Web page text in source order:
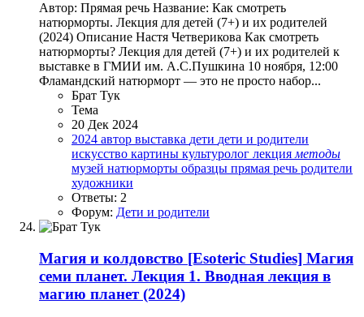
Автор: Прямая речь Название: Как смотреть
натюрморты. Лекция для детей (7+) и их родителей
(2024) Описание Настя Четверикова Как смотреть
натюрморты? Лекция для детей (7+) и их родителей к
выставке в ГМИИ им. А.С.Пушкина 10 ноября, 12:00
Фламандский натюрморт — это не просто набор...
Брат Тук
Тема
20 Дек 2024
2024 автор выставка дети дети и родители
искусство картины культуролог лекция методы
музей натюрморты образцы прямая речь родители
художники
Ответы: 2
Форум: Дети и родители
Магия и колдовство [Esoteric Studies] Магия
семи планет. Лекция 1. Вводная лекция в
магию планет (2024)